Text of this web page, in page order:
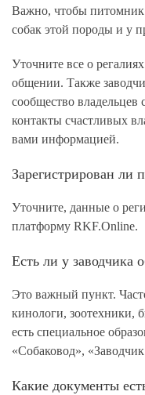
Важно, чтобы питомник
собак этой породы и у
Уточните все о
общении. Также
сообщество владельцев
контакты счастливых
вами информацией.
Зарегистрирован ли
Уточните, данные о
платформу RKF.Online.
Есть ли у заводчика
Это важный пункт.
кинологи, зоотехники,
есть специальное
«Собаковод»,
Какие документы